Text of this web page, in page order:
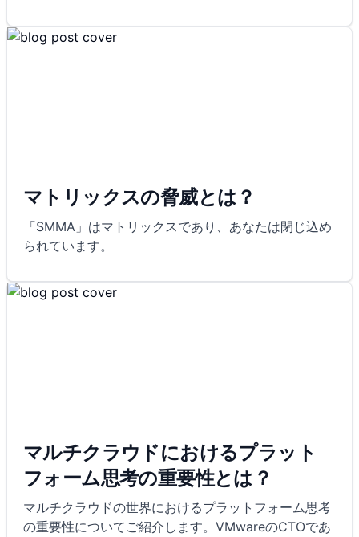
マトリックスの脅威とは？
「SMMA」はマトリックスであり、あなたは閉じ込め
られています。
マルチクラウドにおけるプラット
フォーム思考の重要性とは？
マルチクラウドの世界におけるプラットフォーム思考
の重要性についてご紹介します。VMwareのCTOであ